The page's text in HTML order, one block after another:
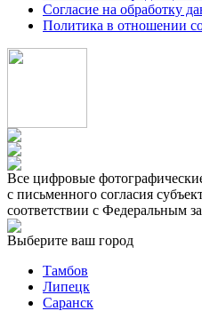
Согласие на обработку
Политика в отношении
Все цифровые
с письменного согласия
соответствии с Федеральным
Выберите ваш город
Тамбов
Липецк
Саранск